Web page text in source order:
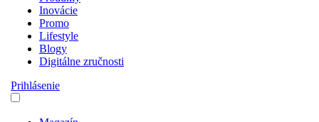
Inovácie
Promo
Lifestyle
Blogy
Digitálne zručnosti
Prihlásenie